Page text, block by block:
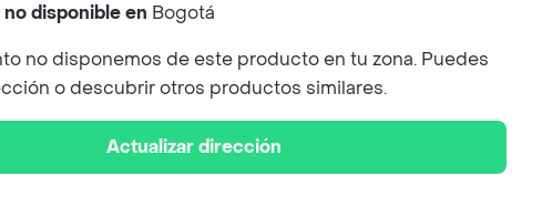
disponible en Bogotá
no disponemos de este producto en tu zona. Puedes
o descubrir otros productos similares.
Actualizar dirección